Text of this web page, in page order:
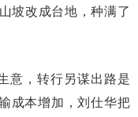
坡改成台地，种满了
意，转行另谋出路是
成本增加，刘仕华把